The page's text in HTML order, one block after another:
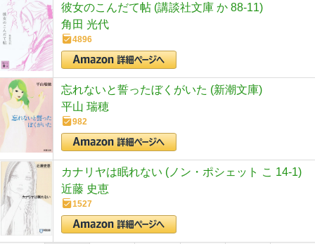
彼女のこんだて帖 (講談社文庫 か 88-11)
角田 光代
4896
忘れないと誓ったぼくがいた (新潮文庫)
平山 瑞穂
982
カナリヤは眠れない (ノン・ポシェット こ 14-1)
近藤 史恵
1527